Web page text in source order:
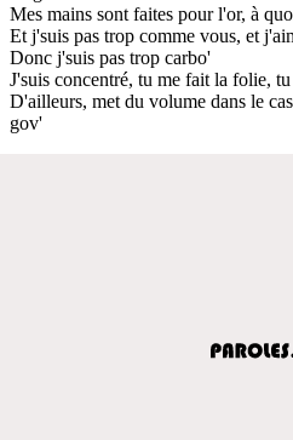
Mes mains sont faites pour l'or, à
Et j'suis pas trop comme vous, et
Donc j'suis pas trop carbo'
J'suis concentré, tu me fait la folie,
D'ailleurs, met du volume dans le
gov'